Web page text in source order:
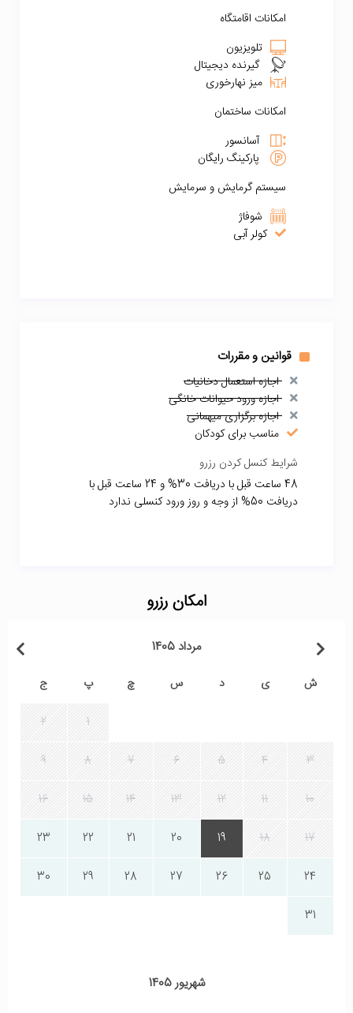
امکانات اقامتگاه
تلویزیون
گیرنده دیجیتال
میز نهارخوری
امکانات ساختمان
آسانسور
پارکینگ رایگان
سیستم گرمایش و سرمایش
شوفاژ
کولر آبی
قوانین و مقررات
اجازه استعمال دخانیات
اجازه ورود حیوانات خانگی
اجازه برگزاری میهمانی
مناسب برای کودکان
شرایط کنسل کردن رزرو
48 ساعت قبل با دریافت 30% و 24 ساعت قبل با
دریافت 50% از وجه و روز ورود کنسلی ندارد
امکان رزرو
مرداد 1405
ش ی د س چ پ ج
1
2
3
4
5
6
7
8
9
10
11
12
13
14
15
16
17
18
19
20
21
22
23
24
25
26
27
28
29
30
31
شهریور 1405